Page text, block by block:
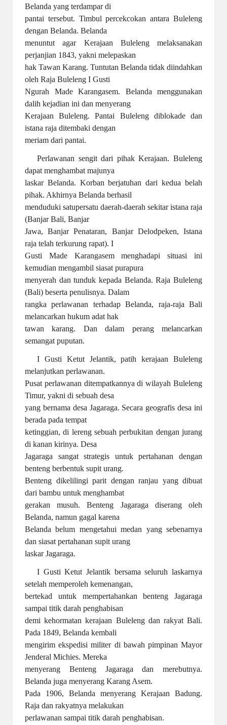
Belanda yang terdampar di
pantai tersebut. Timbul percekcokan antara Buleleng
dengan Belanda. Belanda
menuntut agar Kerajaan Buleleng melaksanakan
perjanjian 1843, yakni melepaskan
hak Tawan Karang. Tuntutan Belanda tidak diindahkan
oleh Raja Buleleng I Gusti
Ngurah Made Karangasem. Belanda menggunakan
dalih kejadian ini dan menyerang
Kerajaan Buleleng. Pantai Buleleng diblokade dan
istana raja ditembaki dengan
meriam dari pantai.
Perlawanan sengit dari pihak Kerajaan. Buleleng
dapat menghambat majunya
laskar Belanda. Korban berjatuhan dari kedua belah
pihak. Akhirnya Belanda berhasil
menduduki satupersatu daerah-daerah sekitar istana raja
(Banjar Bali, Banjar
Jawa, Banjar Penataran, Banjar Delodpeken, Istana
raja telah terkurung rapat). I
Gusti Made Karangasem menghadapi situasi ini
kemudian mengambil siasat purapura
menyerah dan tunduk kepada Belanda. Raja Buleleng
(Bali) beserta penulisnya. Dalam
rangka perlawanan terhadap Belanda, raja-raja Bali
melancarkan hukum adat hak
tawan karang. Dan dalam perang melancarkan
semangat puputan.
I Gusti Ketut Jelantik, patih kerajaan Buleleng
melanjutkan perlawanan.
Pusat perlawanan ditempatkannya di wilayah Buleleng
Timur, yakni di sebuah desa
yang bernama desa Jagaraga. Secara geografis desa ini
berada pada tempat
ketinggian, di lereng sebuah perbukitan dengan jurang
di kanan kirinya. Desa
Jagaraga sangat strategis untuk pertahanan dengan
benteng berbentuk supit urang.
Benteng dikelilingi parit dengan ranjau yang dibuat
dari bambu untuk menghambat
gerakan musuh. Benteng Jagaraga diserang oleh
Belanda, namun gagal karena
Belanda belum mengetahui medan yang sebenarnya
dan siasat pertahanan supit urang
laskar Jagaraga.
I Gusti Ketut Jelantik bersama seluruh laskarnya
setelah memperoleh kemenangan,
bertekad untuk mempertahankan benteng Jagaraga
sampai titik darah penghabisan
demi kehormatan kerajaan Buleleng dan rakyat Bali.
Pada 1849, Belanda kembali
mengirim ekspedisi militer di bawah pimpinan Mayor
Jenderal Michies. Mereka
menyerang Benteng Jagaraga dan merebutnya.
Belanda juga menyerang Karang Asem.
Pada 1906, Belanda menyerang Kerajaan Badung.
Raja dan rakyatnya melakukan
perlawanan sampai titik darah penghabisan.